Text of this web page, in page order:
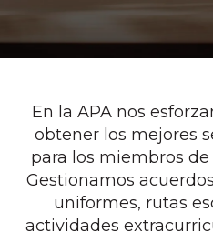
En la APA nos
obtener los mejores
para los miembros
Gestionamos
uniformes, rutas
actividades